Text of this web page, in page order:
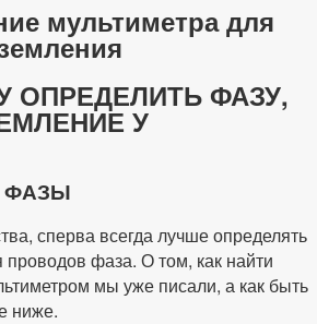
мультиметра для
ОПРЕДЕЛИТЬ ФАЗУ,
У
ФАЗЫ
сперва всегда лучше определять
фаза. О том, как найти
мы уже писали, а как быть
ниже.